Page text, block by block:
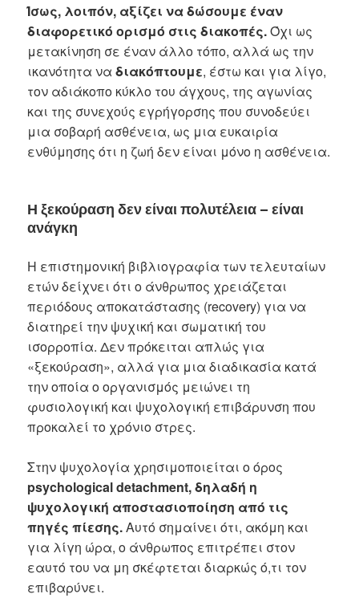
Ίσως, λοιπόν, αξίζει να δώσουμε έναν
διαφορετικό ορισμό στις διακοπές.Όχι ως
μετακίνηση σε έναν άλλο τόπο, αλλά ως την
ικανότητα ναδιακόπτουμε, έστω και για λίγο,
τον αδιάκοπο κύκλο του άγχους, της αγωνίας
και της συνεχούς εγρήγορσης που συνοδεύει
μια σοβαρή ασθένεια, ως μια ευκαιρία
ενθύμησης ότι η ζωή δεν είναι μόνο η ασθένεια.
Η ξεκούραση δεν είναι πολυτέλεια – είναι
ανάγκη
Η επιστημονική βιβλιογραφία των τελευταίων
ετών δείχνει ότι ο άνθρωπος χρειάζεται
περιόδους αποκατάστασης (recovery) για να
διατηρεί την ψυχική και σωματική του
ισορροπία. Δεν πρόκειται απλώς για
«ξεκούραση», αλλά για μια διαδικασία κατά
την οποία ο οργανισμός μειώνει τη
φυσιολογική και ψυχολογική επιβάρυνση που
προκαλεί το χρόνιο στρες.
Στην ψυχολογία χρησιμοποιείται ο όρος
psychological detachment,δηλαδή η
ψυχολογική αποστασιοποίηση από τις
πηγές πίεσης.Αυτό σημαίνει ότι, ακόμη και
για λίγη ώρα, ο άνθρωπος επιτρέπει στον
εαυτό του να μη σκέφτεται διαρκώς ό,τι τον
επιβαρύνει.